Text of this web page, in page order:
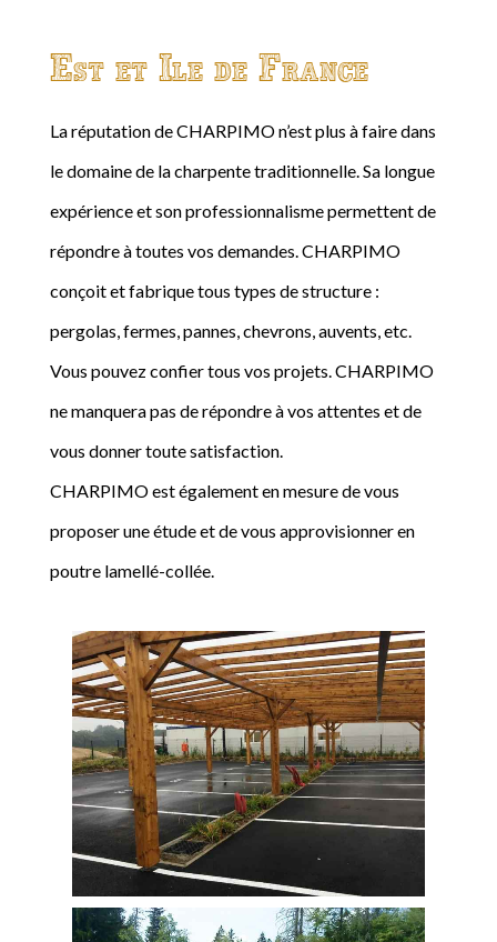
Est et Ile de France
La réputation de CHARPIMO n’est plus à faire dans
le domaine de la charpente traditionnelle. Sa longue
expérience et son professionnalisme permettent de
répondre à toutes vos demandes. CHARPIMO
conçoit et fabrique tous types de structure :
pergolas, fermes, pannes, chevrons, auvents, etc.
Vous pouvez confier tous vos projets. CHARPIMO
ne manquera pas de répondre à vos attentes et de
vous donner toute satisfaction.
CHARPIMO est également en mesure de vous
proposer une étude et de vous approvisionner en
poutre lamellé-collée.